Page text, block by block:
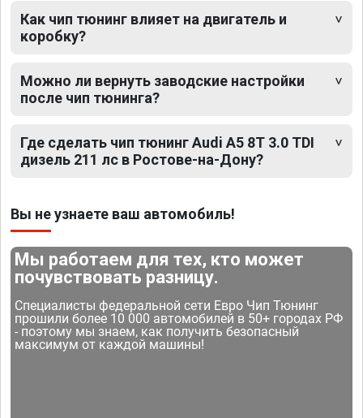
Как чип тюнинг влияет на двигатель и
коробку?
Можно ли вернуть заводские настройки
после чип тюнинга?
Где сделать чип тюнинг Audi A5 8T 3.0 TDI
дизель 211 лс в Ростове-на-Дону?
Вы не узнаете ваш автомобиль!
Мы работаем для тех, кто может
почувствовать разницу.
Специалисты федеральной сети Евро Чип Тюнинг
прошили более 10 000 автомобилей в 50+ городах РФ
- поэтому мы знаем, как получить безопасный
максимум от каждой машины!